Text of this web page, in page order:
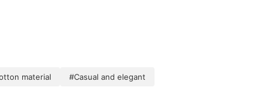
material #Casual and elegant